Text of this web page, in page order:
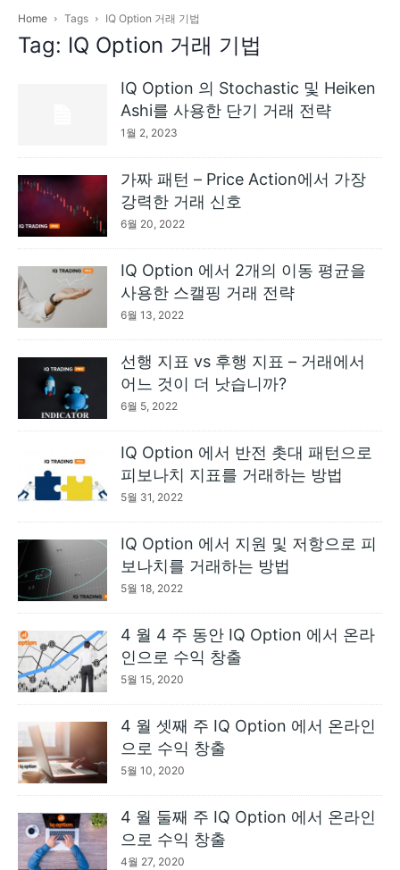
Home Tags IQ Option 거래 기법
Tag: IQ Option 거래 기법
IQ Option 의 Stochastic 및 Heiken
Ashi를 사용한 단기 거래 전략
1월 2, 2023
가짜 패턴 – Price Action에서 가장
강력한 거래 신호
6월 20, 2022
IQ Option 에서 2개의 이동 평균을
사용한 스캘핑 거래 전략
6월 13, 2022
선행 지표 vs 후행 지표 – 거래에서
어느 것이 더 낫습니까?
6월 5, 2022
IQ Option 에서 반전 촛대 패턴으로
피보나치 지표를 거래하는 방법
5월 31, 2022
IQ Option 에서 지원 및 저항으로 피
보나치를 거래하는 방법
5월 18, 2022
4 월 4 주 동안 IQ Option 에서 온라
인으로 수익 창출
5월 15, 2020
4 월 셋째 주 IQ Option 에서 온라인
으로 수익 창출
5월 10, 2020
4 월 둘째 주 IQ Option 에서 온라인
으로 수익 창출
4월 27, 2020